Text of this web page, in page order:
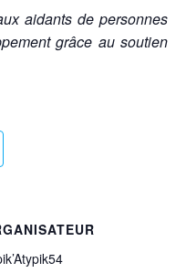
aidants de personnes
grâce au soutien